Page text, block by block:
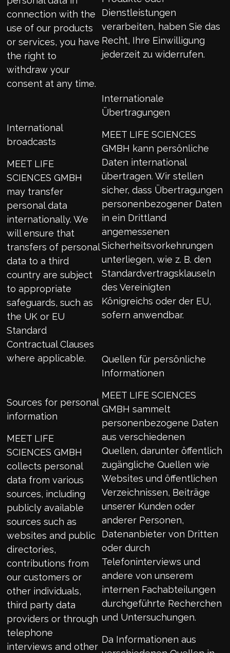
connection with the
use of our products
or services, you have
the right to
withdraw your
consent at any time.
International
broadcasts
MEET LIFE
SCIENCES GMBH
may transfer
personal data
internationally. We
will ensure that
transfers of personal
data to a third
country are subject
to appropriate
safeguards, such as
the UK or EU
Standard
Contractual Clauses
where applicable.
Sources for personal
information
MEET LIFE
SCIENCES GMBH
collects personal
data from various
sources, including
publicly available
sources such as
websites and public
directories,
contributions from
our customers or
other individuals,
third party data
providers or through
telephone
interviews and other
Dienstleistungen
verarbeiten, haben Sie das
Recht, Ihre Einwilligung
jederzeit zu widerrufen.
Internationale
Übertragungen
MEET LIFE SCIENCES
GMBH kann persönliche
Daten international
übertragen. Wir stellen
sicher, dass Übertragungen
personenbezogener Daten
in ein Drittland
angemessenen
Sicherheitsvorkehrungen
unterliegen, wie z. B. den
Standardvertragsklauseln
des Vereinigten
Königreichs oder der EU,
sofern anwendbar.
Quellen für persönliche
Informationen
MEET LIFE SCIENCES
GMBH sammelt
personenbezogene Daten
aus verschiedenen
Quellen, darunter öffentlich
zugängliche Quellen wie
Websites und öffentlichen
Verzeichnissen, Beiträge
unserer Kunden oder
anderer Personen,
Datenanbieter von Dritten
oder durch
Telefoninterviews und
andere von unserem
internen Fachabteilungen
durchgeführte Recherchen
und Untersuchungen.
Da Informationen aus